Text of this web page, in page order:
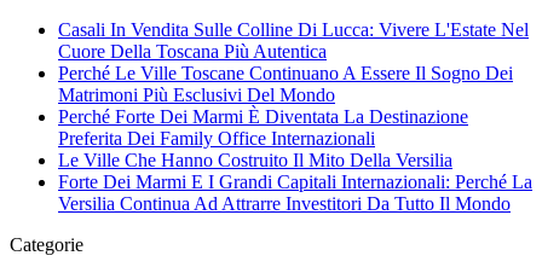
Casali In Vendita Sulle Colline Di Lucca: Vivere L'Estate Nel
Cuore Della Toscana Più Autentica
Perché Le Ville Toscane Continuano A Essere Il Sogno Dei
Matrimoni Più Esclusivi Del Mondo
Perché Forte Dei Marmi È Diventata La Destinazione
Preferita Dei Family Office Internazionali
Le Ville Che Hanno Costruito Il Mito Della Versilia
Forte Dei Marmi E I Grandi Capitali Internazionali: Perché La
Versilia Continua Ad Attrarre Investitori Da Tutto Il Mondo
Categorie